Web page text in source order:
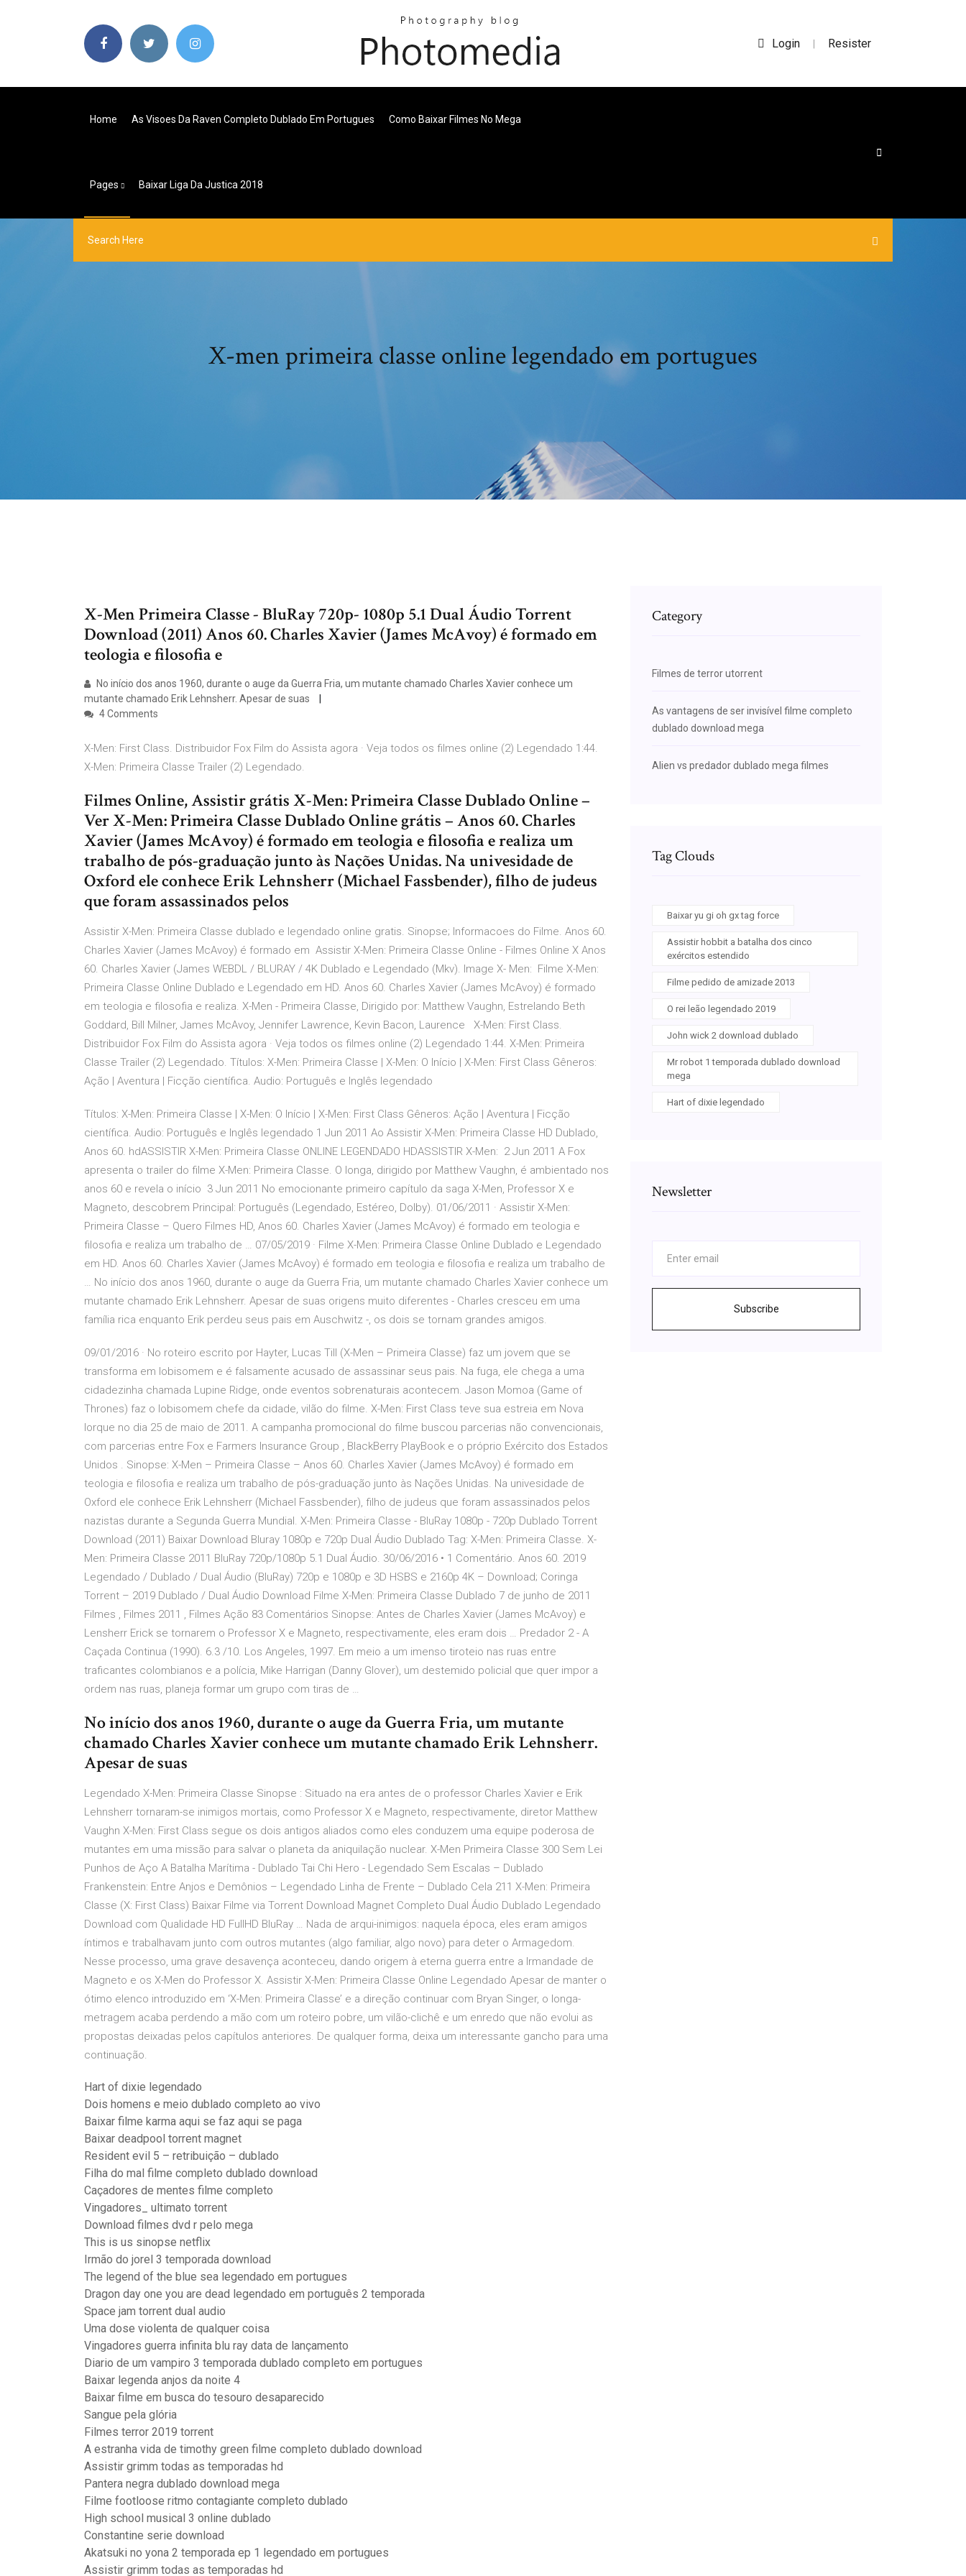
Login | Resister
Home As Visoes Da Raven Completo Dublado Em Portugues Como Baixar Filmes No Mega
Pages Baixar Liga Da Justica 2018
X-men primeira classe online legendado em portugues
X-Men Primeira Classe - BluRay 720p- 1080p 5.1 Dual Áudio Torrent
Download (2011) Anos 60. Charles Xavier (James McAvoy) é formado em
teologia e filosofia e
No início dos anos 1960, durante o auge da Guerra Fria, um mutante chamado Charles Xavier conhece um
mutante chamado Erik Lehnsherr. Apesar de suas
4 Comments
X-Men: First Class. Distribuidor Fox Film do Assista agora · Veja todos os filmes online (2) Legendado 1:44.
X-Men: Primeira Classe Trailer (2) Legendado.
Filmes Online, Assistir grátis X-Men: Primeira Classe Dublado Online –
Ver X-Men: Primeira Classe Dublado Online grátis – Anos 60. Charles
Xavier (James McAvoy) é formado em teologia e filosofia e realiza um
trabalho de pós-graduação junto às Nações Unidas. Na univesidade de
Oxford ele conhece Erik Lehnsherr (Michael Fassbender), filho de judeus
que foram assassinados pelos
Assistir X-Men: Primeira Classe dublado e legendado online gratis. Sinopse; Informacoes do Filme. Anos 60.
Charles Xavier (James McAvoy) é formado em Assistir X-Men: Primeira Classe Online - Filmes Online X Anos
60. Charles Xavier (James WEBDL / BLURAY / 4K Dublado e Legendado (Mkv). Image X- Men: Filme X-Men:
Primeira Classe Online Dublado e Legendado em HD. Anos 60. Charles Xavier (James McAvoy) é formado
em teologia e filosofia e realiza. X-Men - Primeira Classe, Dirigido por: Matthew Vaughn, Estrelando Beth
Goddard, Bill Milner, James McAvoy, Jennifer Lawrence, Kevin Bacon, Laurence X-Men: First Class.
Distribuidor Fox Film do Assista agora · Veja todos os filmes online (2) Legendado 1:44. X-Men: Primeira
Classe Trailer (2) Legendado. Títulos: X-Men: Primeira Classe | X-Men: O Início | X-Men: First Class Gêneros:
Ação | Aventura | Ficção científica. Audio: Português e Inglês legendado
Títulos: X-Men: Primeira Classe | X-Men: O Início | X-Men: First Class Gêneros: Ação | Aventura | Ficção
científica. Audio: Português e Inglês legendado 1 Jun 2011 Ao Assistir X-Men: Primeira Classe HD Dublado,
Anos 60. hdASSISTIR X-Men: Primeira Classe ONLINE LEGENDADO HDASSISTIR X-Men: 2 Jun 2011 A Fox
apresenta o trailer do filme X-Men: Primeira Classe. O longa, dirigido por Matthew Vaughn, é ambientado nos
anos 60 e revela o início 3 Jun 2011 No emocionante primeiro capítulo da saga X-Men, Professor X e
Magneto, descobrem Principal: Português (Legendado, Estéreo, Dolby). 01/06/2011 · Assistir X-Men:
Primeira Classe – Quero Filmes HD, Anos 60. Charles Xavier (James McAvoy) é formado em teologia e
filosofia e realiza um trabalho de … 07/05/2019 · Filme X-Men: Primeira Classe Online Dublado e Legendado
em HD. Anos 60. Charles Xavier (James McAvoy) é formado em teologia e filosofia e realiza um trabalho de
… No início dos anos 1960, durante o auge da Guerra Fria, um mutante chamado Charles Xavier conhece um
mutante chamado Erik Lehnsherr. Apesar de suas origens muito diferentes - Charles cresceu em uma
família rica enquanto Erik perdeu seus pais em Auschwitz -, os dois se tornam grandes amigos.
09/01/2016 · No roteiro escrito por Hayter, Lucas Till (X-Men – Primeira Classe) faz um jovem que se
transforma em lobisomem e é falsamente acusado de assassinar seus pais. Na fuga, ele chega a uma
cidadezinha chamada Lupine Ridge, onde eventos sobrenaturais acontecem. Jason Momoa (Game of
Thrones) faz o lobisomem chefe da cidade, vilão do filme. X-Men: First Class teve sua estreia em Nova
Iorque no dia 25 de maio de 2011. A campanha promocional do filme buscou parcerias não convencionais,
com parcerias entre Fox e Farmers Insurance Group , BlackBerry PlayBook e o próprio Exército dos Estados
Unidos . Sinopse: X-Men – Primeira Classe – Anos 60. Charles Xavier (James McAvoy) é formado em
teologia e filosofia e realiza um trabalho de pós-graduação junto às Nações Unidas. Na univesidade de
Oxford ele conhece Erik Lehnsherr (Michael Fassbender), filho de judeus que foram assassinados pelos
nazistas durante a Segunda Guerra Mundial. X-Men: Primeira Classe - BluRay 1080p - 720p Dublado Torrent
Download (2011) Baixar Download Bluray 1080p e 720p Dual Áudio Dublado Tag: X-Men: Primeira Classe. X-
Men: Primeira Classe 2011 BluRay 720p/1080p 5.1 Dual Áudio. 30/06/2016 • 1 Comentário. Anos 60. 2019
Legendado / Dublado / Dual Áudio (BluRay) 720p e 1080p e 3D HSBS e 2160p 4K – Download; Coringa
Torrent – 2019 Dublado / Dual Áudio Download Filme X-Men: Primeira Classe Dublado 7 de junho de 2011
Filmes , Filmes 2011 , Filmes Ação 83 Comentários Sinopse: Antes de Charles Xavier (James McAvoy) e
Lensherr Erick se tornarem o Professor X e Magneto, respectivamente, eles eram dois … Predador 2 - A
Caçada Continua (1990). 6.3 /10. Los Angeles, 1997. Em meio a um imenso tiroteio nas ruas entre
traficantes colombianos e a polícia, Mike Harrigan (Danny Glover), um destemido policial que quer impor a
ordem nas ruas, planeja formar um grupo com tiras de …
No início dos anos 1960, durante o auge da Guerra Fria, um mutante
chamado Charles Xavier conhece um mutante chamado Erik Lehnsherr.
Apesar de suas
Legendado X-Men: Primeira Classe Sinopse : Situado na era antes de o professor Charles Xavier e Erik
Lehnsherr tornaram-se inimigos mortais, como Professor X e Magneto, respectivamente, diretor Matthew
Vaughn X-Men: First Class segue os dois antigos aliados como eles conduzem uma equipe poderosa de
mutantes em uma missão para salvar o planeta da aniquilação nuclear. X-Men Primeira Classe 300 Sem Lei
Punhos de Aço A Batalha Marítima - Dublado Tai Chi Hero - Legendado Sem Escalas – Dublado
Frankenstein: Entre Anjos e Demônios – Legendado Linha de Frente – Dublado Cela 211 X-Men: Primeira
Classe (X: First Class) Baixar Filme via Torrent Download Magnet Completo Dual Áudio Dublado Legendado
Download com Qualidade HD FullHD BluRay … Nada de arqui-inimigos: naquela época, eles eram amigos
íntimos e trabalhavam junto com outros mutantes (algo familiar, algo novo) para deter o Armagedom.
Nesse processo, uma grave desavença aconteceu, dando origem à eterna guerra entre a Irmandade de
Magneto e os X-Men do Professor X. Assistir X-Men: Primeira Classe Online Legendado Apesar de manter o
ótimo elenco introduzido em ‘X-Men: Primeira Classe’ e a direção continuar com Bryan Singer, o longa-
metragem acaba perdendo a mão com um roteiro pobre, um vilão-clichê e um enredo que não evolui as
propostas deixadas pelos capítulos anteriores. De qualquer forma, deixa um interessante gancho para uma
continuação.
Hart of dixie legendado
Dois homens e meio dublado completo ao vivo
Baixar filme karma aqui se faz aqui se paga
Baixar deadpool torrent magnet
Resident evil 5 – retribuição – dublado
Filha do mal filme completo dublado download
Caçadores de mentes filme completo
Vingadores_ ultimato torrent
Download filmes dvd r pelo mega
This is us sinopse netflix
Irmão do jorel 3 temporada download
The legend of the blue sea legendado em portugues
Dragon day one you are dead legendado em português 2 temporada
Space jam torrent dual audio
Uma dose violenta de qualquer coisa
Vingadores guerra infinita blu ray data de lançamento
Diario de um vampiro 3 temporada dublado completo em portugues
Baixar legenda anjos da noite 4
Baixar filme em busca do tesouro desaparecido
Sangue pela glória
Filmes terror 2019 torrent
A estranha vida de timothy green filme completo dublado download
Assistir grimm todas as temporadas hd
Pantera negra dublado download mega
Filme footloose ritmo contagiante completo dublado
High school musical 3 online dublado
Constantine serie download
Akatsuki no yona 2 temporada ep 1 legendado em portugues
Assistir grimm todas as temporadas hd
Category
Filmes de terror utorrent
As vantagens de ser invisível filme completo
dublado download mega
Alien vs predador dublado mega filmes
Tag Clouds
Baixar yu gi oh gx tag force
Assistir hobbit a batalha dos cinco
exércitos estendido
Filme pedido de amizade 2013
O rei leão legendado 2019
John wick 2 download dublado
Mr robot 1 temporada dublado download
mega
Hart of dixie legendado
Newsletter
Subscribe